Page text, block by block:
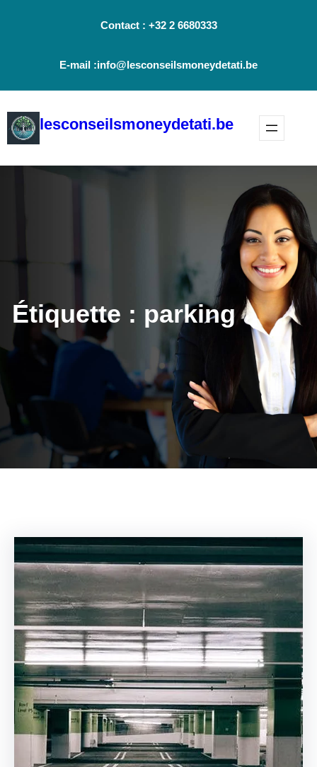
Contact : +32 2 6680333
E-mail :info@lesconseilsmoneydetati.be
lesconseilsmoneydetati.be
Étiquette : parking